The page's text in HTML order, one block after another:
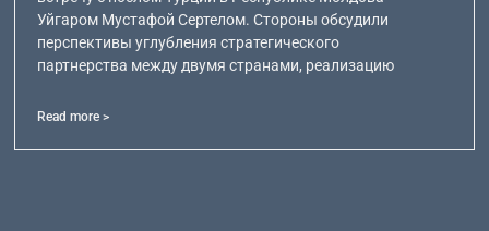
Уйгаром Мустафой Сертелом. Стороны обсудили
перспективы углубления стратегического
партнерства между двумя странами, реализацию
Read more >